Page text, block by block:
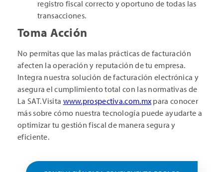
registro fiscal correcto y oportuno de todas las
transacciones.
Toma Acción
No permitas que las malas prácticas de facturación
afecten la operación y reputación de tu empresa.
Integra nuestra solución de facturación electrónica y
asegura el cumplimiento total con las normativas de
La SAT. Visita www.prospectiva.com.mx para conocer
más sobre cómo nuestra tecnología puede ayudarte a
optimizar tu gestión fiscal de manera segura y
eficiente.